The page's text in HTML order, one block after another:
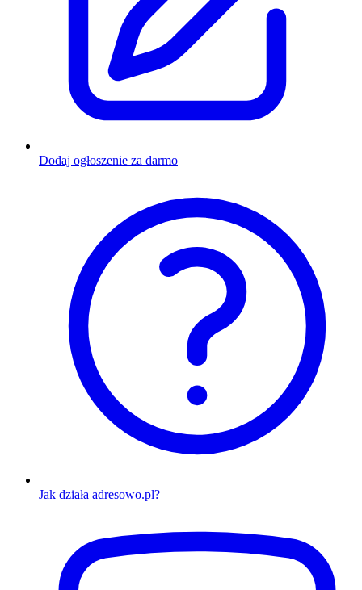
Dodaj ogłoszenie za darmo
Jak działa adresowo.pl?